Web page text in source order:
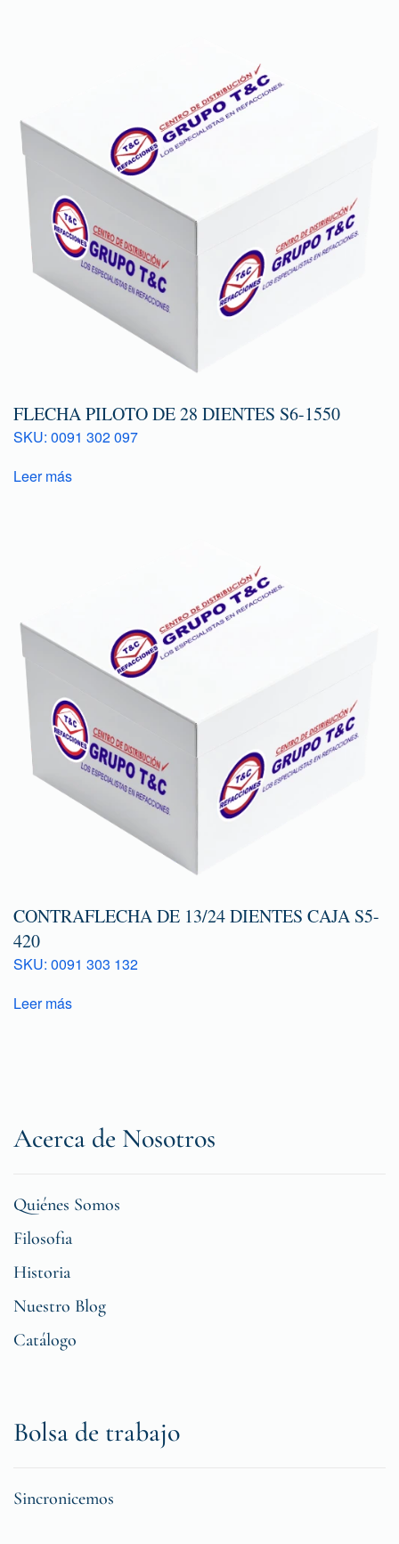
FLECHA PILOTO DE 28 DIENTES S6-1550
SKU: 0091 302 097
Leer más
CONTRAFLECHA DE 13/24 DIENTES CAJA S5-
420
SKU: 0091 303 132
Leer más
Acerca de Nosotros
Quiénes Somos
Filosofia
Historia
Nuestro Blog
Catálogo
Bolsa de trabajo
Sincronicemos